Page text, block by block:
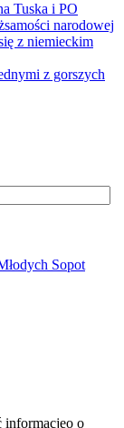
Tuska i PO
narodowej
z niemieckim
z gorszych
Sopot
informacjęo o